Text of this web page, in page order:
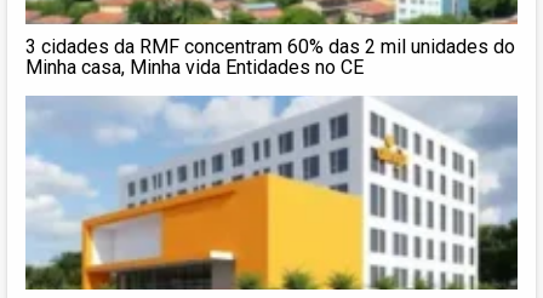
3 cidades da RMF concentram 60% das 2 mil unidades do
Minha casa, Minha vida Entidades no CE